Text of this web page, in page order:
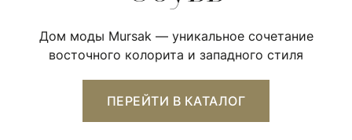
Дом моды Mursak — уникальное сочетание
восточного колорита и западного стиля
ПЕРЕЙТИ В КАТАЛОГ